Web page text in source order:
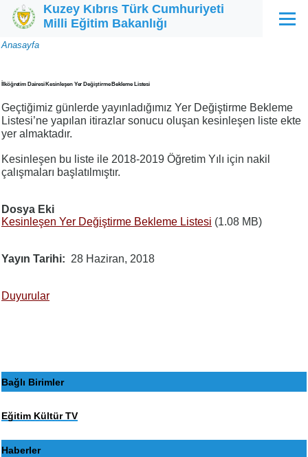
Ana içeriğe atla
Kuzey Kıbrıs Türk Cumhuriyeti
Milli Eğitim Bakanlığı
Menü
Sayfa
Anasayfa
İlköğretim Dairesi Kesinleşen Yer Değiştirme Bekleme Listesi
Geçtiğimiz günlerde yayınladığımız Yer Değiştirme Bekleme
Listesi’ne yapılan itirazlar sonucu oluşan kesinleşen liste ekte
yer almaktadır.
Kesinleşen bu liste ile 2018-2019 Öğretim Yılı için nakil
çalışmaları başlatılmıştır.
Dosya Eki
Kesinleşen Yer Değiştirme Bekleme Listesi (1.08 MB)
Yayın Tarihi 28 Haziran, 2018
Duyurular
Bağlı Birimler
Eğitim Kültür TV
Haberler